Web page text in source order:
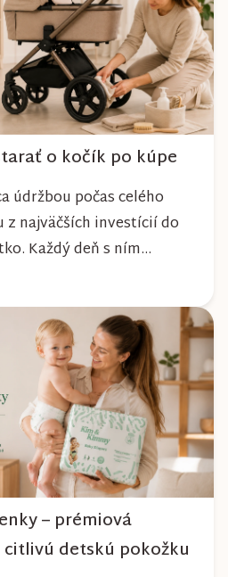
o kočík po kúpe
údržbou počas celého
z najväčších investícií do
Každý deň s ním
po meste, v parkoch,
aj počas nepriaznivého
starostlivosťou si však
bude spoľahlivo slúžiť
si svoj krásny vzhľ...
– prémiová
detskú pokožku